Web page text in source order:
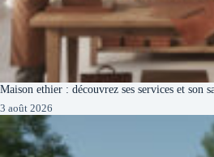
Maison ethier : découvrez ses services et son
3 août 2026